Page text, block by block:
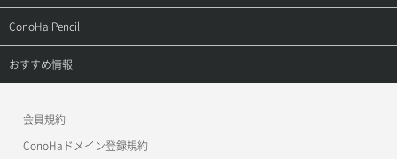
よくある質問
APIドキュメントVPS2.0
APIドキュメントVPS3.0
APIドキュメントVPS2.0
APIドキュメントVPS3.0
ご利用ガイド
サポートトップ
ご利用ガイド
ConoHa Pencil
サポートトップ
おすすめ情報
会員規約
ConoHaドメイン登録規約